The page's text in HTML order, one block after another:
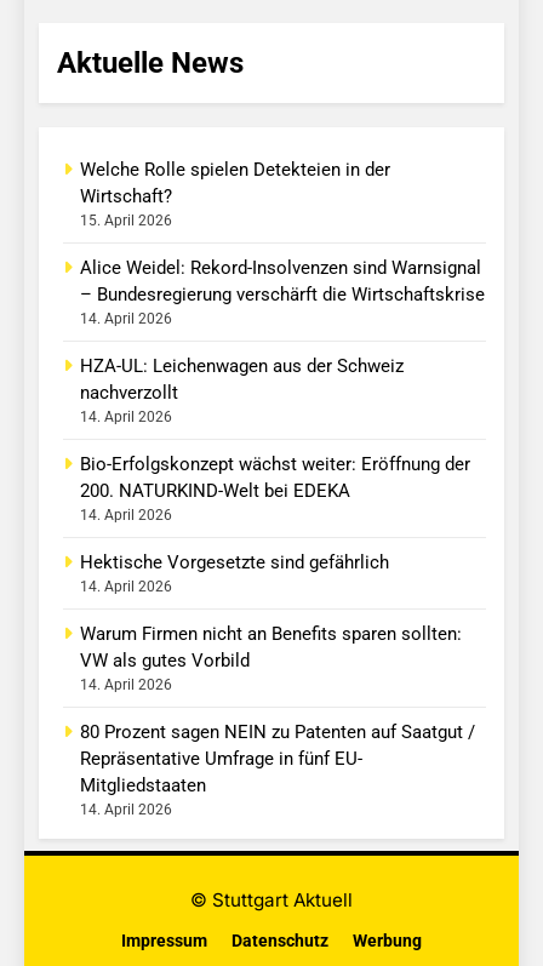
Aktuelle News
Welche Rolle spielen Detekteien in der
Wirtschaft?
15. April 2026
Alice Weidel: Rekord-Insolvenzen sind Warnsignal
– Bundesregierung verschärft die Wirtschaftskrise
14. April 2026
HZA-UL: Leichenwagen aus der Schweiz
nachverzollt
14. April 2026
Bio-Erfolgskonzept wächst weiter: Eröffnung der
200. NATURKIND-Welt bei EDEKA
14. April 2026
Hektische Vorgesetzte sind gefährlich
14. April 2026
Warum Firmen nicht an Benefits sparen sollten:
VW als gutes Vorbild
14. April 2026
80 Prozent sagen NEIN zu Patenten auf Saatgut /
Repräsentative Umfrage in fünf EU-
Mitgliedstaaten
14. April 2026
© Stuttgart Aktuell
Impressum Datenschutz Werbung